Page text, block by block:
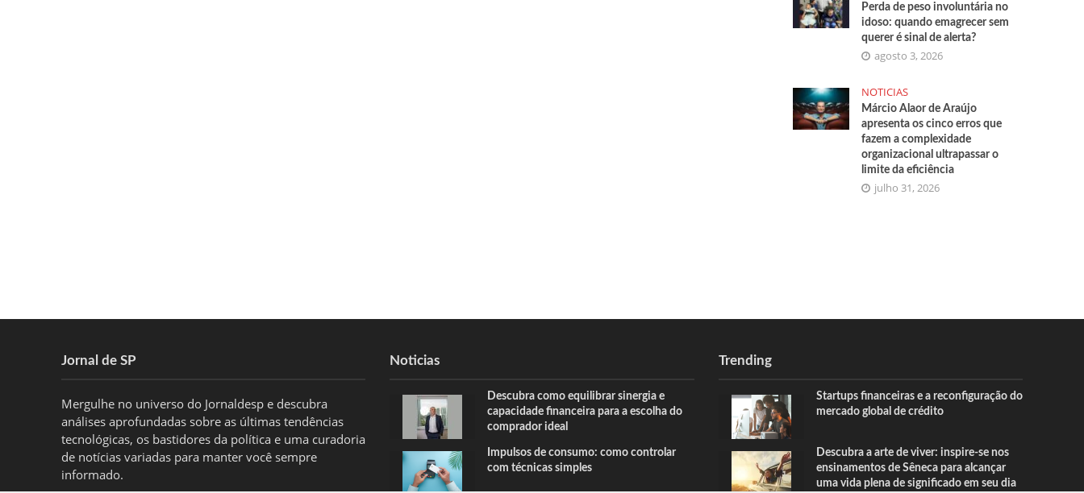
Perda de peso involuntária no
idoso: quando emagrecer sem
querer é sinal de alerta?
agosto 3, 2026
NOTICIAS
Márcio Alaor de Araújo
apresenta os cinco erros que
fazem a complexidade
organizacional ultrapassar o
limite da eficiência
julho 31, 2026
Jornal de SP
Mergulhe no universo do Jornaldesp e descubra
análises aprofundadas sobre as últimas tendências
tecnológicas, os bastidores da política e uma curadoria
de notícias variadas para manter você sempre
informado.
Noticias
Descubra como equilibrar sinergia e
capacidade financeira para a escolha do
comprador ideal
Impulsos de consumo: como controlar
com técnicas simples
Trending
Startups financeiras e a reconfiguração do
mercado global de crédito
Descubra a arte de viver: inspire-se nos
ensinamentos de Sêneca para alcançar
uma vida plena de significado em seu dia